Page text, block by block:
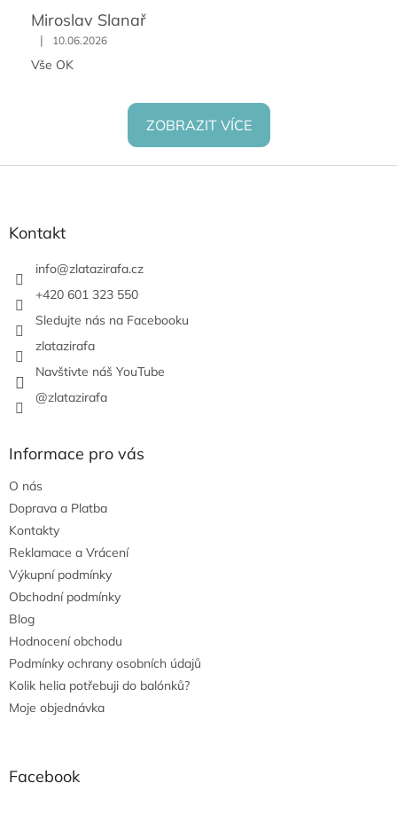
Miroslav Slanař
| 10.06.2026
Vše OK
ZOBRAZIT VÍCE
Z
Kontakt
info@zlatazirafa.cz
+420 601 323 550
Sledujte nás na Facebooku
zlatazirafa
Navštivte náš YouTube
@zlatazirafa
Informace pro vás
O nás
Doprava a Platba
Kontakty
Reklamace a Vrácení
Výkupní podmínky
Obchodní podmínky
Blog
Hodnocení obchodu
Podmínky ochrany osobních údajů
Kolik helia potřebuji do balónků?
Moje objednávka
Facebook